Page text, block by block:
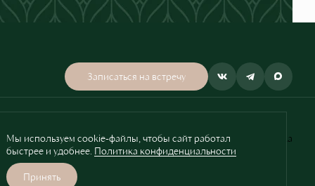
Записаться на встречу
Проектное финансирование Сбербанка
Разработано
Мы используем cookie-файлы, чтобы сайт работал
быстрее и удобнее. Политика конфиденциальности
Принять